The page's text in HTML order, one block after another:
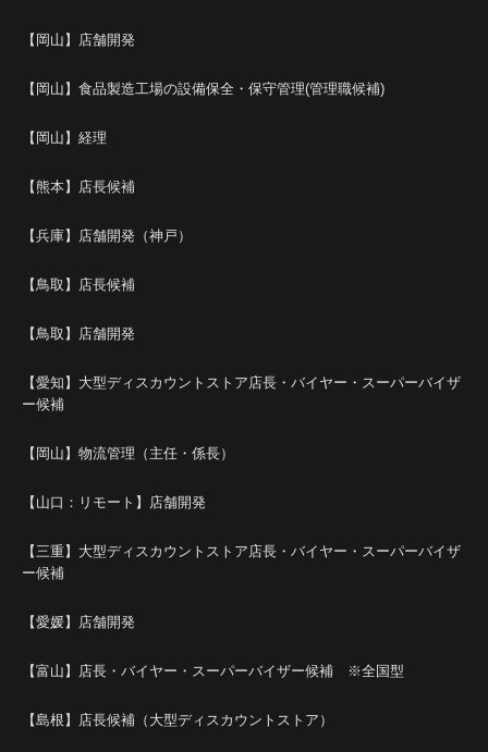
【岡山】店舗開発
【岡山】食品製造工場の設備保全・保守管理(管理職候補)
【岡山】経理
【熊本】店長候補
【兵庫】店舗開発（神戸）
【鳥取】店長候補
【鳥取】店舗開発
【愛知】大型ディスカウントストア店長・バイヤー・スーパーバイザ
ー候補
【岡山】物流管理（主任・係長）
【山口：リモート】店舗開発
【三重】大型ディスカウントストア店長・バイヤー・スーパーバイザ
ー候補
【愛媛】店舗開発
【富山】店長・バイヤー・スーパーバイザー候補 ※全国型
【島根】店長候補（大型ディスカウントストア）